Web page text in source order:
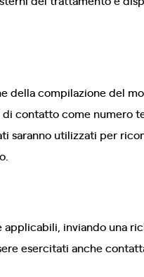
della compilazione del
contatto come numero
saranno utilizzati per
inviando una
esercitati anche